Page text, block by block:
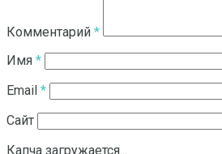
Комментарий *
Имя *
Email *
Сайт
Капча загружается...